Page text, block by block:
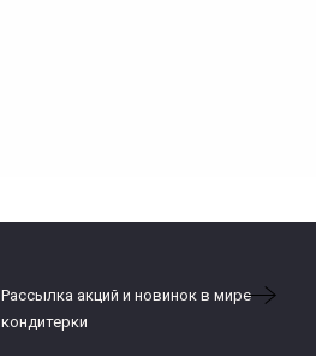
Рассылка акций и новинок в мире
кондитерки